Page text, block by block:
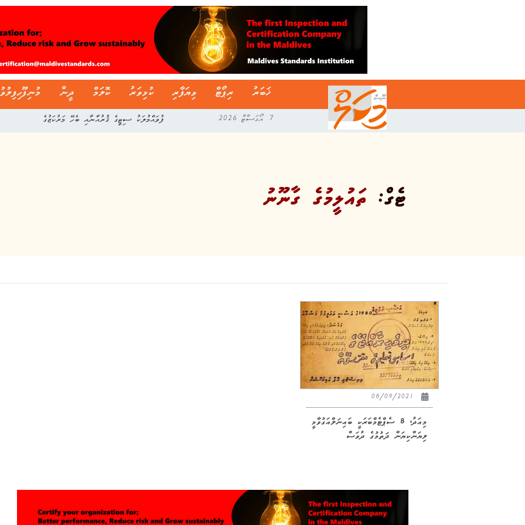
ޚަބަރު ރިޕޯޓް ވިޔަފާރި ކުޅިވަރު ކޮލަމް ދީން
7 އޯގަސްޓް 2026 ފުވައްމުލަކު ސިޓީގެ ޤުރުއާނާއި ބެހޭ މަރުކަޒުގެ
ޓެގް: ތައުލީމުގެ ގާނޫނު
މިއަދު، 8 ސެޕްޓެމްބަރަކީ ބައިނަލްއަގުވާމީ
ލިޔަންކިޔަން ދަތުމުގެ ދުވަސް